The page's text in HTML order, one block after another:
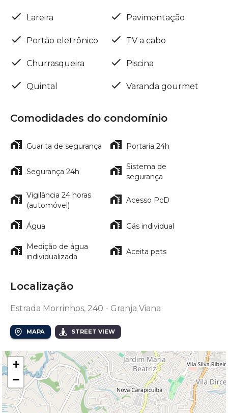
Lareira Pavimentação
Portão eletrônico TV a cabo
Churrasqueira Piscina
Quintal Varanda gourmet
Comodidades do condomínio
Guarita de segurança Portaria 24h
Segurança 24h
Sistema de
segurança
Vigilância 24 horas
(automóvel)
Acesso PcD
Água Gás individual
Medição de água
individualizada
Aceita pets
Localização
Estrada Morrinhos, 240 - Granja Viana
MAPA STREET VIEW
+
−